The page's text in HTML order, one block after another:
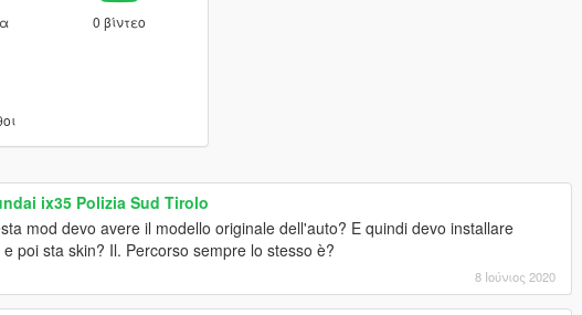
0 βίντεο
ix35 Polizia Sud Tirolo
mod devo avere il modello originale dell'auto? E quindi devo installare
poi sta skin? Il. Percorso sempre lo stesso è?
8 Ιούνιος 2020